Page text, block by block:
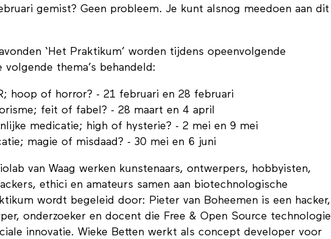
gemist? Geen probleem. Je kunt alsnog meedoen aan dit
‘Het Praktikum’ worden tijdens opeenvolgende
volgende thema’s behandeld:
hoop of horror? - 21 februari en 28 februari
feit of fabel? - 28 maart en 4 april
medicatie; high of hysterie? - 2 mei en 9 mei
magie of misdaad? - 30 mei en 6 juni
van Waag werken kunstenaars, ontwerpers, hobbyisten,
ethici en amateurs samen aan biotechnologische
wordt begeleid door: Pieter van Boheemen is een hacker,
onderzoeker en docent die Free & Open Source technologie
innovatie. Wieke Betten werkt als concept developer voor